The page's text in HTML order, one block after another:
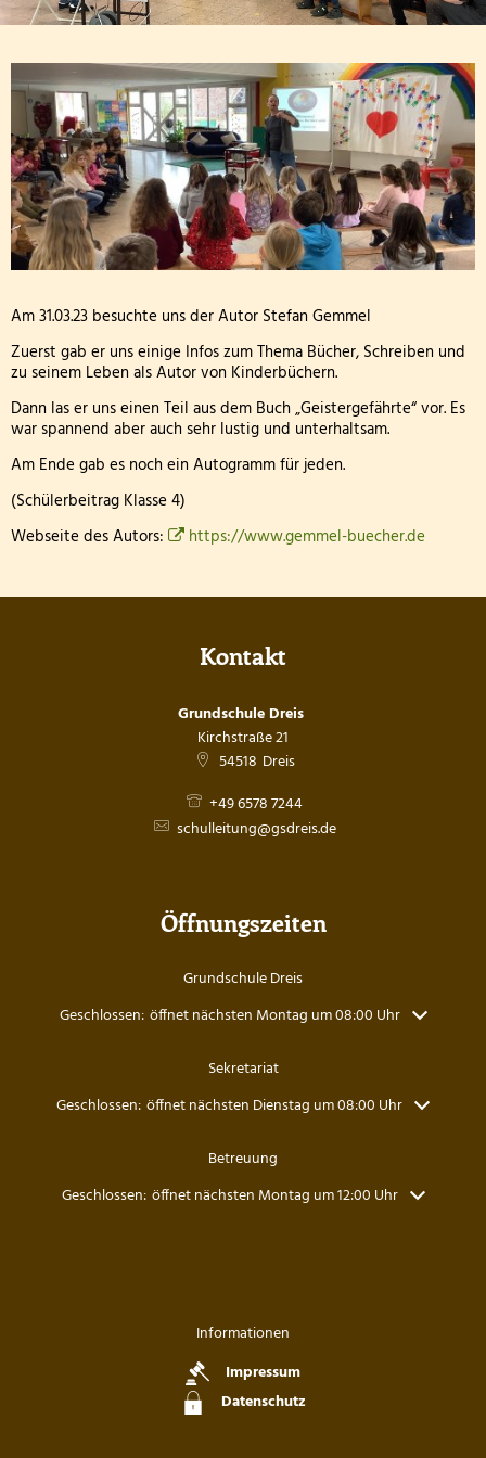
Digitalpakt
2026
Am 31.03.23 besuchte uns der Autor Stefan Gemmel
Zuerst gab er uns einige Infos zum Thema Bücher, Schreiben und
zu seinem Leben als Autor von Kinderbüchern.
Dann las er uns einen Teil aus dem Buch „Geistergefährte“ vor. Es
war spannend aber auch sehr lustig und unterhaltsam.
Am Ende gab es noch ein Autogramm für jeden.
(Schülerbeitrag Klasse 4)
Webseite des Autors:
https://www.gemmel-buecher.de
Kontakt
Grundschule Dreis
Kirchstraße 21
54518 Dreis
+49 6578 7244
schulleitung@gsdreis.de
Öffnungszeiten
Grundschule Dreis
Klicken, um weitere Öffnungs- oder Schließzeiten auszublenden
Geschlossen: öffnet nächsten Montag um 08:00 Uhr
Sekretariat
Klicken, um weitere Öffnungs- oder Schließzeiten auszublenden
Geschlossen: öffnet nächsten Dienstag um 08:00 Uhr
Betreuung
Klicken, um weitere Öffnungs- oder Schließzeiten auszublenden
Geschlossen: öffnet nächsten Montag um 12:00 Uhr
Informationen
Impressum
Datenschutz